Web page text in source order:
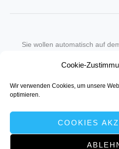
Cookie-
Wir verwenden Cookies, um unsere
optimieren.
COOKIES
Sie wollen automatisch auf
in unseren
Senden Sie für ein Angebot